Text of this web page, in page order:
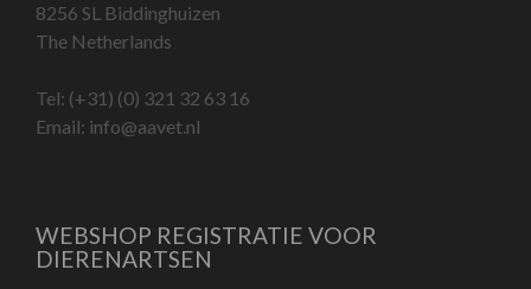
8256 SL Biddinghuizen
The Netherlands
Tel: (+31) (0) 321 32 63 16
Email: info@aavet.nl
WEBSHOP REGISTRATIE VOOR
DIERENARTSEN